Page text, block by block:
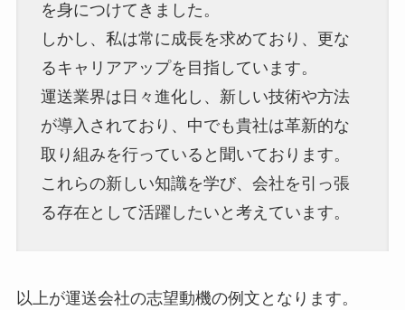
を身につけてきました。
しかし、私は常に成長を求めており、更な
るキャリアアップを目指しています。
運送業界は日々進化し、新しい技術や方法
が導入されており、中でも貴社は革新的な
取り組みを行っていると聞いております。
これらの新しい知識を学び、会社を引っ張
る存在として活躍したいと考えています。
以上が運送会社の志望動機の例文となります。